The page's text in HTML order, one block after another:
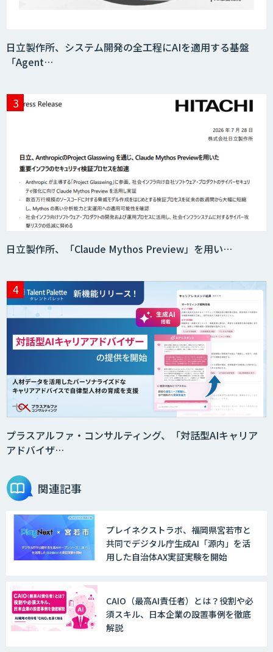
ニーズを理解する対話型AIエージェント
Web接客を進化させる対話型AIエージェ
ント「AI’mON for WEB」
AIエージェント構築支援サービス
スクレイプPro
SAT
DX推進のパートナーに「ジンベイ 生成
AI・DXコンサルティング」
JAPAN AI SALES
JAPAN AI MARKETING
日立製作所、システム開発の全工程にAIを適用する基盤
「Agent…
日立製作所、「Claude Mythos Preview」を用い…
プラスアルファ・コンサルティング、「対話型AIキャリア
アドバイザ…
関連記事
プレイネクストラボ、福岡県宮若市と
共同でデジタル庁生成AI「源内」を活
用した自治体AX実証実験を開始
CAIO（最高AI責任者）とは？役割や必
須スキル、日本企業の設置事例を徹底
解説